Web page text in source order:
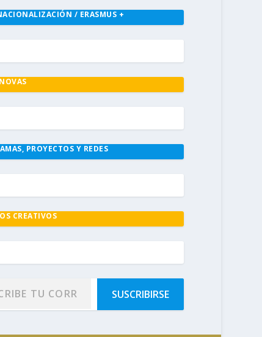
/ ERASMUS +
PROYECTOS Y REDES
CREATIVOS
SUSCRIBIRSE